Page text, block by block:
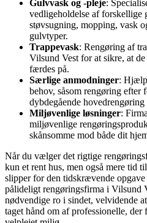
Gulvvask og -pleje:
vedligeholdelse af forskellige
støvsugning, mopping, vask
gulvtyper.
Trappevask: Rengøring af
Vilsund Vest for at sikre, at
færdes på.
Særlige anmodninger:
behov, såsom rengøring efter
dybdegående hovedrengøring
Miljøvenlige løsninger:
miljøvenlige
skånsomme mod både dit
Når du vælger det rigtige
kun et rent hus, men også mere tid
slipper for den tidskrævende
pålideligt rengøringsfirma i Vilsund
nødvendige ro i sindet, velvidende
taget hånd om af professionelle,